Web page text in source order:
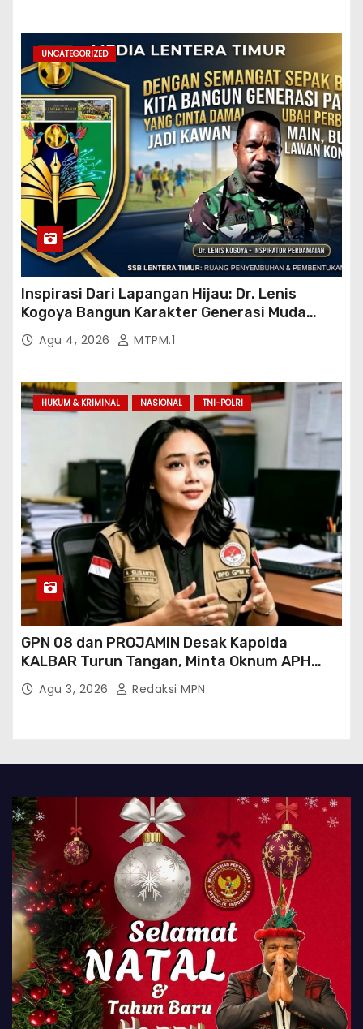
UNCATEGORIZED
Inspirasi Dari Lapangan Hijau: Dr. Lenis
Kogoya Bangun Karakter Generasi Muda
PapuaAgu 4, 2026 MTPM.1
HUKUM & KRIMINAL NASIONAL TNI-POLRI
GPN 08 dan PROJAMIN Desak Kapolda
KALBAR Turun Tangan, Minta Oknum APH
Binaan SAWMILL Ilegal Sintang Ditindak
Agu 3, 2026 Redaksi MPN